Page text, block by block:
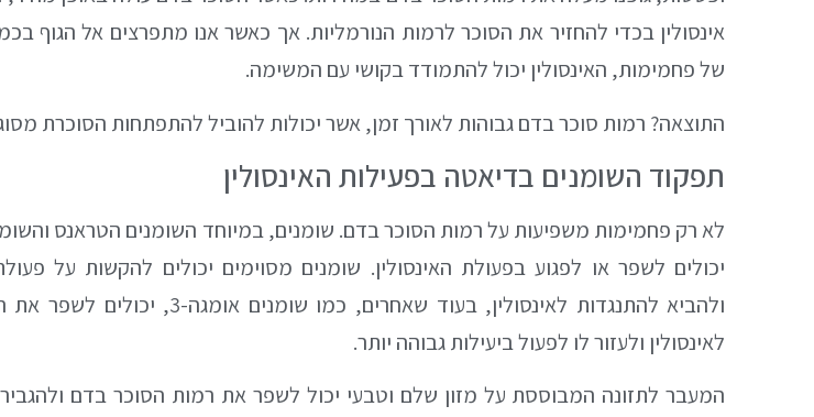
אינסולין בכדי להחזיר את הסוכר לרמות הנורמליות. אך כאשר אנו מתפרצים אל הגוף
של פחמימות, האינסולין יכול להתמודד בקושי עם המשימה.
התוצאה? רמות סוכר בדם גבוהות לאורך זמן, אשר יכולות להוביל להתפתחות הסוכרת מסוג
תפקוד השומנים בדיאטה בפעילות האינסולין
לא רק פחמימות משפיעות על רמות הסוכר בדם. שומנים, במיוחד השומנים הטראנס
יכולים לשפר או לפגוע בפעולת האינסולין. שומנים מסוימים יכולים להקשות על
ולהביא להתנגדות לאינסולין, בעוד שאחרים, כמו שומנים
לאינסולין ולעזור לו לפעול ביעילות גבוהה יותר.
המעבר לתזונה המבוססת על מזון שלם וטבעי יכול לשפר את רמות הסוכר בדם